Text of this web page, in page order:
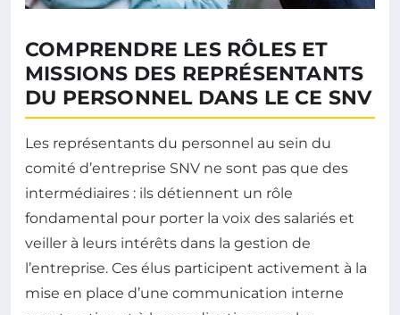
COMPRENDRE LES RÔLES ET
MISSIONS DES REPRÉSENTANTS
DU PERSONNEL DANS LE CE SNV
Les représentants du personnel au sein du
comité d’entreprise SNV ne sont pas que des
intermédiaires : ils détiennent un rôle
fondamental pour porter la voix des salariés et
veiller à leurs intérêts dans la gestion de
l’entreprise. Ces élus participent activement à la
mise en place d’une communication interne